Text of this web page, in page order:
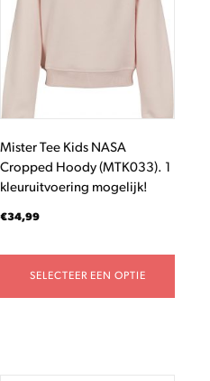
Mister Tee Kids NASA
Cropped Hoody (MTK033). 1
kleuruitvoering mogelijk!
€34,99
SELECTEER EEN OPTIE
meerdere
variaties.
Deze
optie
kan
gekozen
op
de
productpagina